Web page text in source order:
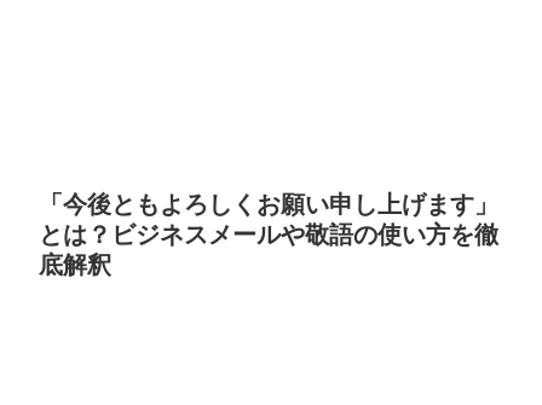
「今後ともよろしくお願い申し上げます」
とは？ビジネスメールや敬語の使い方を徹
底解釈